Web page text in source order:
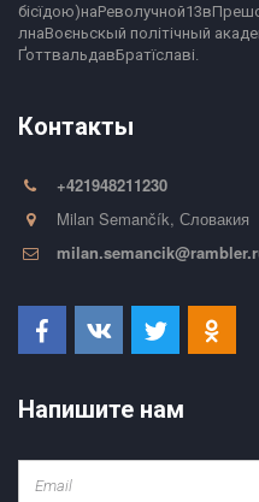
лнаВоєньскый політічный
ҐоттвальдавБратїславі.
Контакты
+421948211230
Milan Semančík, Словакия
Напишите нам